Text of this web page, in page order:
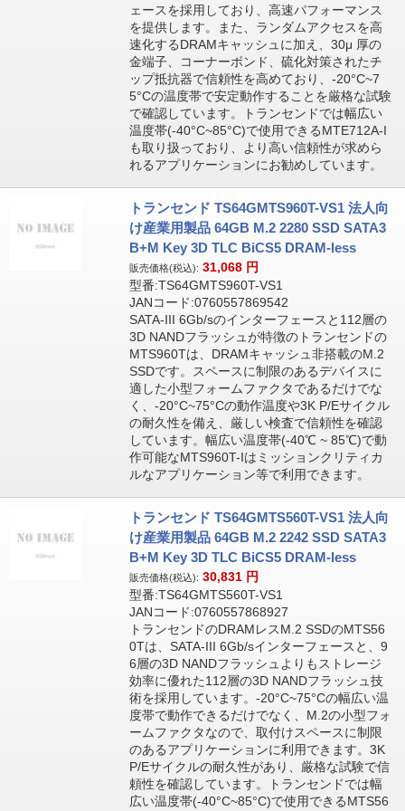
ェースを採用しており、高速パフォーマンス
を提供します。また、ランダムアクセスを高
速化するDRAMキャッシュに加え、30μ 厚の
金端子、コーナーボンド、硫化対策されたチ
ップ抵抗器で信頼性を高めており、-20°C~7
5°Cの温度帯で安定動作することを厳格な試験
で確認しています。トランセンドでは幅広い
温度帯(-40°C~85°C)で使用できるMTE712A-I
も取り扱っており、より高い信頼性が求めら
れるアプリケーションにお勧めしています。
トランセンド TS64GMTS960T-VS1 法人向
け産業用製品 64GB M.2 2280 SSD SATA3
B+M Key 3D TLC BiCS5 DRAM-less
販売価格(税込): 31,068 円
型番:TS64GMTS960T-VS1
JANコード:0760557869542
SATA-III 6Gb/sのインターフェースと112層の
3D NANDフラッシュが特徴のトランセンドの
MTS960Tは、DRAMキャッシュ非搭載のM.2
SSDです。スペースに制限のあるデバイスに
適した小型フォームファクタであるだけでな
く、-20°C~75°Cの動作温度や3K P/Eサイクル
の耐久性を備え、厳しい検査で信頼性を確認
しています。幅広い温度帯(-40℃ ~ 85℃)で動
作可能なMTS960T-Iはミッションクリティカ
ルなアプリケーション等で利用できます。
トランセンド TS64GMTS560T-VS1 法人向
け産業用製品 64GB M.2 2242 SSD SATA3
B+M Key 3D TLC BiCS5 DRAM-less
販売価格(税込): 30,831 円
型番:TS64GMTS560T-VS1
JANコード:0760557868927
トランセンドのDRAMレスM.2 SSDのMTS56
0Tは、SATA-III 6Gb/sインターフェースと、9
6層の3D NANDフラッシュよりもストレージ
効率に優れた112層の3D NANDフラッシュ技
術を採用しています。-20°C~75°Cの幅広い温
度帯で動作できるだけでなく、M.2の小型フォ
ームファクタなので、取付けスペースに制限
のあるアプリケーションに利用できます。3K
P/Eサイクルの耐久性があり、厳格な試験で信
頼性を確認しています。トランセンドでは幅
広い温度帯(-40°C~85°C)で使用できるMTS56